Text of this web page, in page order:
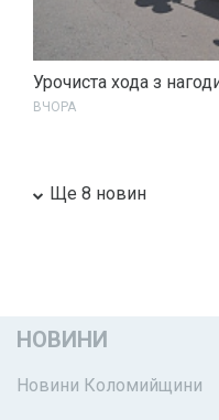
Урочиста хода з
ВЧОРА
Ще 8 новин
НОВИНИ
Новини Коломийщини